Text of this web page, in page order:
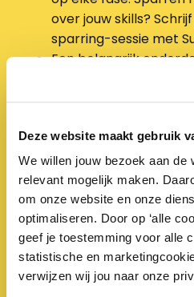
Deze website maakt gebruik
We willen jouw bezoek aan de
relevant mogelijk maken.
om onze website en onze
optimaliseren. Door op ‘alle
geef je toestemming voor alle
statistische en
verwijzen wij jou naar onze
over jouw skills?
sparring-sessie met
Een belangrijk
werknemer. Advies
arbeidscontracten je
heb je een vraag over
arbeidscontract?
even met je mee!
Vraag gratis